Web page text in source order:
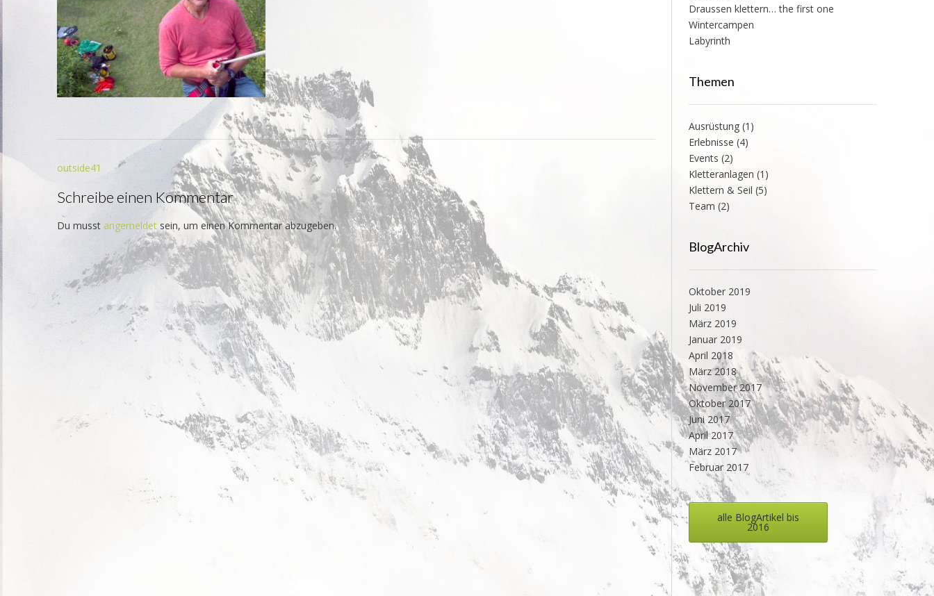
Beitrags-
Navigation
outside41
Schreibe einen Kommentar
Du musst angemeldet sein, um einen Kommentar abzugeben.
Draussen klettern… the first one
Wintercampen
Labyrinth
Themen
Ausrüstung(1)
Erlebnisse (4)
Events (2)
Kletteranlagen (1)
Klettern & Seil (5)
Team (2)
BlogArchiv
Oktober 2019
Juli 2019
März 2019
Januar 2019
April 2018
März 2018
November 2017
Oktober 2017
Juni 2017
April 2017
März 2017
Februar 2017
alle BlogArtikel bis
2016